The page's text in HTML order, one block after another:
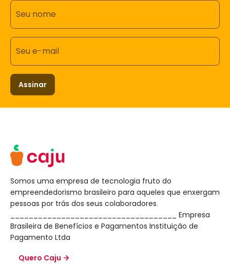
Seu nome
Seu e-mail
Assinar
Somos uma empresa de tecnologia fruto do
empreendedorismo brasileiro para aqueles que enxergam
pessoas por trás dos seus colaboradores.
____________________________________ Empresa
Brasileira de Benefícios e Pagamentos Instituição de
Pagamento Ltda
Quero Caju